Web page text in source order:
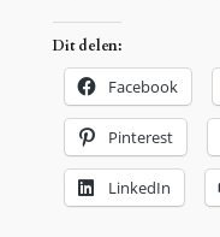
Dit delen:
Facebook
Pinterest
LinkedIn